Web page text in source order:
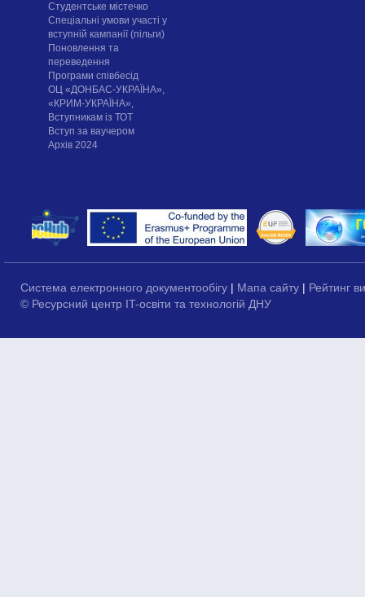
Cтудентське містечко
Спеціальні умови участі у
вступній кампанії (пільги)
Поновлення та
переведення
Програми співбесід
ОЦ «ДОНБАС-УКРАЇНА»,
«КРИМ-УКРАЇНА»,
Вступникам із ТОТ
Вступ за ваучером
Архів 2024
Система електронного документообігу | Мапа сайту | Рейтинг
© Ресурсний центр IT-освіти та технологій ДНУ